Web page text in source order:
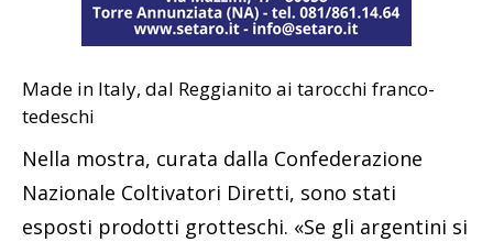
Made in Italy, dal Reggianito ai tarocchi franco-
tedeschi
Nella mostra, curata dalla Confederazione
Nazionale Coltivatori Diretti, sono stati
esposti prodotti grotteschi. «Se gli argentini si